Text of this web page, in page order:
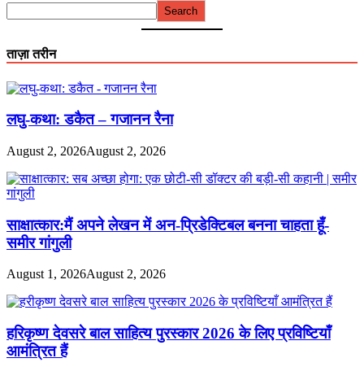
Search
ताज़ा तरीन
लघु-कथा: डकैत – गजानन रैना
August 2, 2026August 2, 2026
साक्षात्कार:मैं अपने लेखन में अन-प्रिडेक्टिबल बनना चाहता हूँ-
समीर गांगुली
August 1, 2026August 2, 2026
हरिकृष्ण देवसरे बाल साहित्य पुरस्कार 2026 के लिए प्रविष्टियाँ
आमंत्रित हैं